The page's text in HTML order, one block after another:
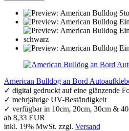
American Bulldog an Bord
✓ digital gedruckt auf eine glänzende
✓ mehrjährige UV-Beständigkeit
✓ verfügbar in 10cm, 20cm, 30cm &
ab 8,33 EUR
inkl. 19% MwSt. zzgl. Versand